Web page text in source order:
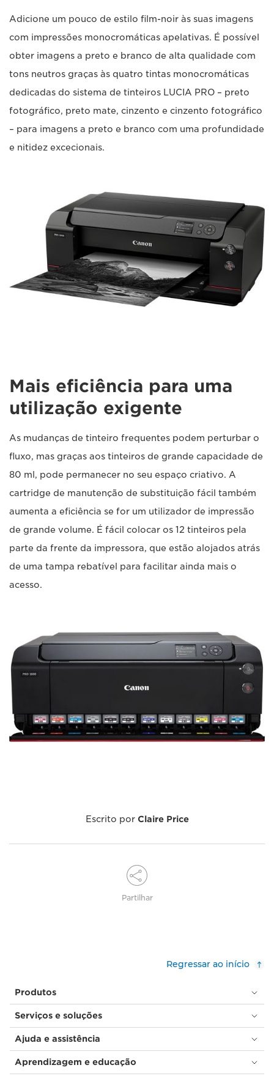
Adicione um pouco de estilo film-noir às suas imagens
com impressões monocromáticas apelativas. É possível
obter imagens a preto e branco de alta qualidade com
tons neutros graças às quatro tintas monocromáticas
dedicadas do sistema de tinteiros LUCIA PRO – preto
fotográfico, preto mate, cinzento e cinzento fotográfico
– para imagens a preto e branco com uma profundidade
e nitidez excecionais.
Mais eficiência para uma
utilização exigente
As mudanças de tinteiro frequentes podem perturbar o
fluxo, mas graças aos tinteiros de grande capacidade de
80 ml, pode permanecer no seu espaço criativo. A
cartridge de manutenção de substituição fácil também
aumenta a eficiência se for um utilizador de impressão
de grande volume. É fácil colocar os 12 tinteiros pela
parte da frente da impressora, que estão alojados atrás
de uma tampa rebatível para facilitar ainda mais o
acesso.
Escrito por Claire Price
Partilhar
Regressar ao início
Produtos
Serviços e soluções
Ajuda e assistência
Aprendizagem e educação